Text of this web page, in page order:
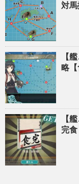
対馬
【
略【
【
完食